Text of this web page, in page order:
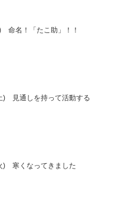
命名！「たこ助」！！
) 見通しを持って活動する
) 寒くなってきました